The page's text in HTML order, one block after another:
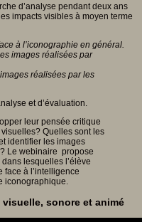
d’analyse pendant deux ans
impacts visibles à moyen terme
à l’iconographie en général.
images réalisées par
réalisées par les
et d’évaluation.
leur pensée critique
Quelles sont les
identifier les images
Le webinaire propose
lesquelles l’élève
à l’intelligence
iconographique.
visuelle, sonore et animé